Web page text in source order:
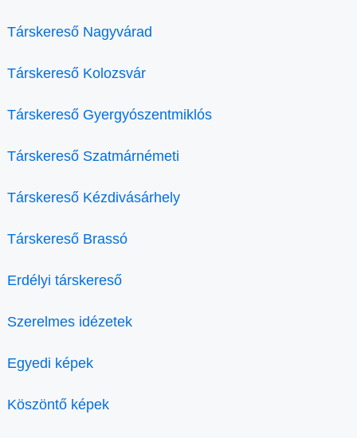
Társkereső Nagyvárad
Társkereső Kolozsvár
Társkereső Gyergyószentmiklós
Társkereső Szatmárnémeti
Társkereső Kézdivásárhely
Társkereső Brassó
Erdélyi társkereső
Szerelmes idézetek
Egyedi képek
Köszöntő képek